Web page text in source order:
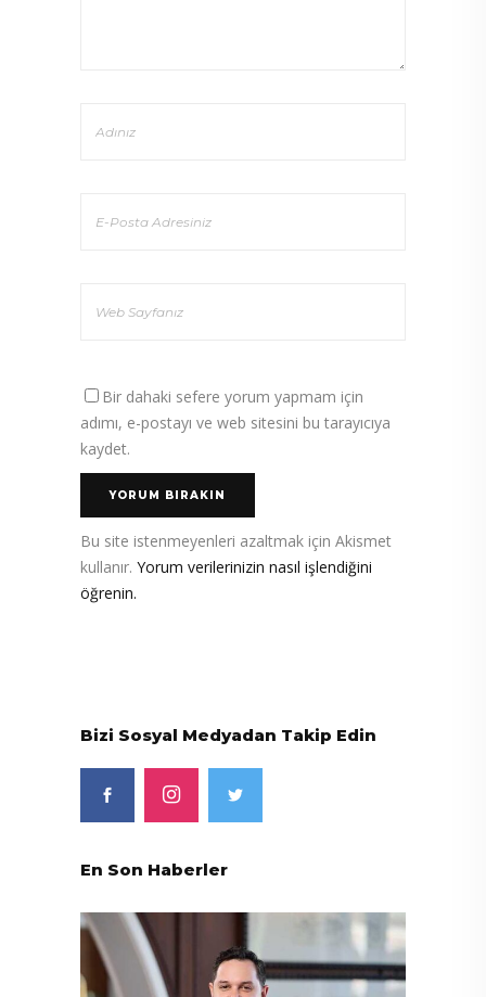
Bir dahaki sefere yorum yapmam için
adımı, e-postayı ve web sitesini bu tarayıcıya
kaydet.
Bu site istenmeyenleri azaltmak için Akismet
kullanır. Yorum verilerinizin nasıl işlendiğini
öğrenin.
Bizi Sosyal Medyadan Takip Edin
En Son Haberler